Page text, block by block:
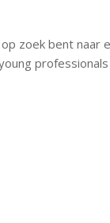
zoek bent naar